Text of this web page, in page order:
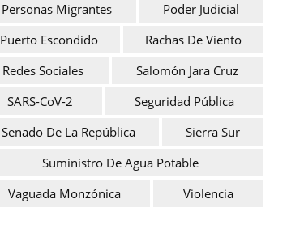
Personas Migrantes
Poder Judicial
Puerto Escondido
Rachas De Viento
Redes Sociales
Salomón Jara Cruz
SARS-CoV-2
Seguridad Pública
Senado De La República
Sierra Sur
Suministro De Agua Potable
Vaguada Monzónica
Violencia